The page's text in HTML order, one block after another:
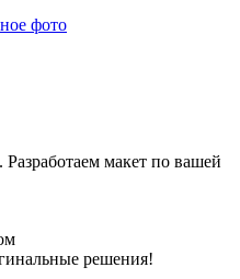
макет по вашей
решения!